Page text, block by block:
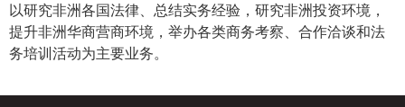
以研究非洲各国法律、总结实务经验，研究非洲投资环境，
提升非洲华商营商环境，举办各类商务考察、合作洽谈和法
务培训活动为主要业务。